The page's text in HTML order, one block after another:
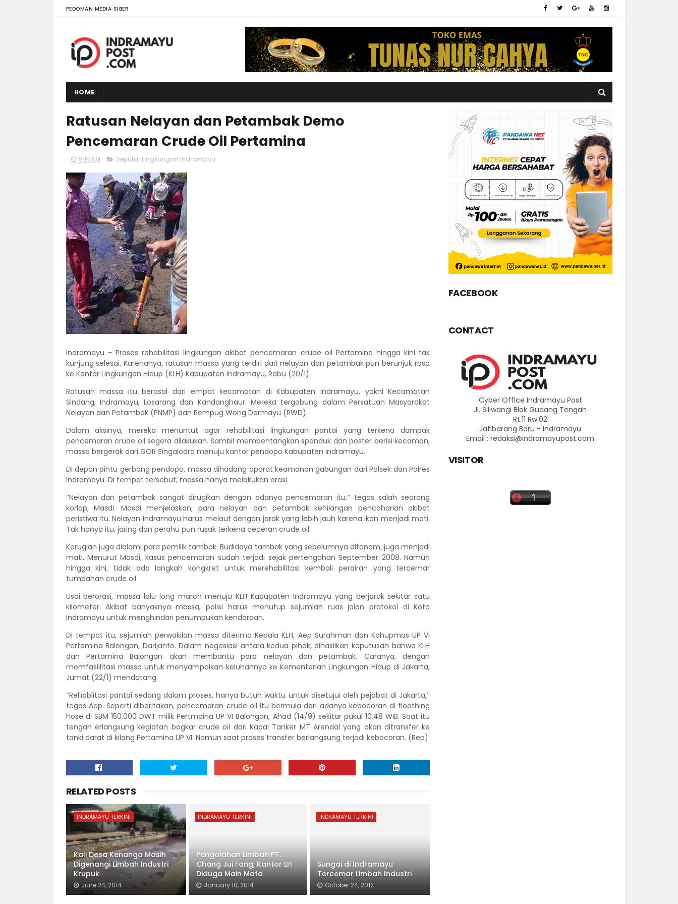
PEDOMAN MEDIA SIBER
HOME
Ratusan Nelayan dan Petambak Demo
Pencemaran Crude Oil Pertamina
9:18 AM Seputar Lingkungan Indramayu
Indramayu - Proses rehabilitasi lingkungan akibat pencemaran crude oil Pertamina hingga kini tak
kunjung selesai. Karenanya, ratusan massa yang terdiri dari nelayan dan petambak pun berunjuk rasa
ke Kantor Lingkungan Hidup (KLH) Kabupaten Indramayu, Rabu (20/1).
Ratusan massa itu berasal dari empat kecamatan di Kabupaten Indramayu, yakni Kecamatan
Sindang, Indramayu, Losarang dan Kandanghaur. Mereka tergabung dalam Persatuan Masyarakat
Nelayan dan Petambak (PNMP) dan Rempug Wong Dermayu (RWD).
Dalam aksinya, mereka menuntut agar rehabilitasi lingkungan pantai yang terkena dampak
pencemaran crude oil segera dilakukan. Sambil membentangkan spanduk dan poster berisi kecaman,
massa bergerak dari GOR Singalodra menuju kantor pendopo Kabupaten Indramayu.
Di depan pintu gerbang pendopo, massa dihadang aparat keamanan gabungan dari Polsek dan Polres
Indramayu. Di tempat tersebut, massa hanya melakukan orasi.
‘’Nelayan dan petambak sangat dirugikan dengan adanya pencemaran itu,’’ tegas salah seorang
korlap, Masdi. Masdi menjelaskan, para nelayan dan petambak kehilangan pencaharian akibat
peristiwa itu. Nelayan Indramayu harus melaut dengan jarak yang lebih jauh karena ikan menjadi mati.
Tak hanya itu, jaring dan perahu pun rusak terkena ceceran crude oil.
Kerugian juga dialami para pemilik tambak. Budidaya tambak yang sebelumnya ditanam, juga menjadi
mati. Menurut Masdi, kasus pencemaran sudah terjadi sejak pertengahan September 2008. Namun
hingga kini, tidak ada langkah kongkret untuk merehabilitasi kembali perairan yang tercemar
tumpahan crude oil.
Usai berorasi, massa lalu long march menuju KLH Kabupaten Indramayu yang berjarak sekitar satu
kilometer. Akibat banyaknya massa, polisi harus menutup sejumlah ruas jalan protokol di Kota
Indramayu untuk menghindari penumpukan kendaraan.
Di tempat itu, sejumlah perwakilan massa diterima Kepala KLH, Aep Surahman dan Kahupmas UP VI
Pertamina Balongan, Darijanto. Dalam negosiasi antara kedua pihak, dihasilkan keputusan bahwa KLH
dan Pertamina Balongan akan membantu para nelayan dan petambak. Caranya, dengan
memfasiilitasi massa untuk menyampaikan keluhannya ke Kementerian Lingkungan Hidup di Jakarta,
Jumat (22/1) mendatang.
‘’Rehablitasi pantai sedang dalam proses, hanya butuh waktu untuk disetujui oleh pejabat di Jakarta,’’
tegas Aep. Seperti diberitakan, pencemaran crude oil itu bermula dari adanya kebocoran di floathing
hose di SBM 150.000 DWT milik Pertmaina UP VI Balongan, Ahad (14/9) sekitar pukul 10.48 WIB. Saat itu
tengah erlangsung kegiatan bogkar crude oil dari Kapal Tanker MT Arendal yang akan ditransfer ke
tanki darat di kilang Pertamina UP VI. Namun saat proses transfer berlangsung terjadi kebocoran. (Rep)
RELATED POSTS
INDRAMAYU TERKINI
Kali Desa Kenanga Masih
Digenangi Limbah Industri
Krupuk
June 24, 2014
INDRAMAYU TERKINI
Pengolahan Limbah PT.
Chang Jui Fang, Kantor LH
Diduga Main Mata
January 10, 2014
INDRAMAYU TERKINI
Sungai di Indramayu
Tercemar Limbah Industri
October 24, 2012
FACEBOOK
CONTACT
Cyber Office Indramayu Post
Jl. Siliwangi Blok Gudang Tengah
Rt.11 Rw.02
Jatibarang Baru - Indramayu
Email : redaksi@indramayupost.com
VISITOR